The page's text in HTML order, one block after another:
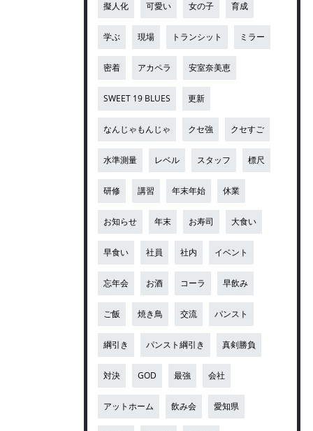
擬人化 可愛い 女の子 育成
学ぶ 現場 トランシット ミラー
密着 アカペラ 安室奈美恵
SWEET 19 BLUES 更新
なんじゃもんじゃ クセ強 クセすご
水準測量 レベル スタッフ 標尺
研修 講習 年末年始 休業
お知らせ 年末 お寿司 大食い
早食い 社員 社内 イベント
忘年会 お酒 コーラ 早飲み
ご飯 焼き鳥 交流 パンスト
綱引き パンスト綱引き 真剣勝負
対決 GOD 最強 会社
アットホーム 飲み会 愛知県